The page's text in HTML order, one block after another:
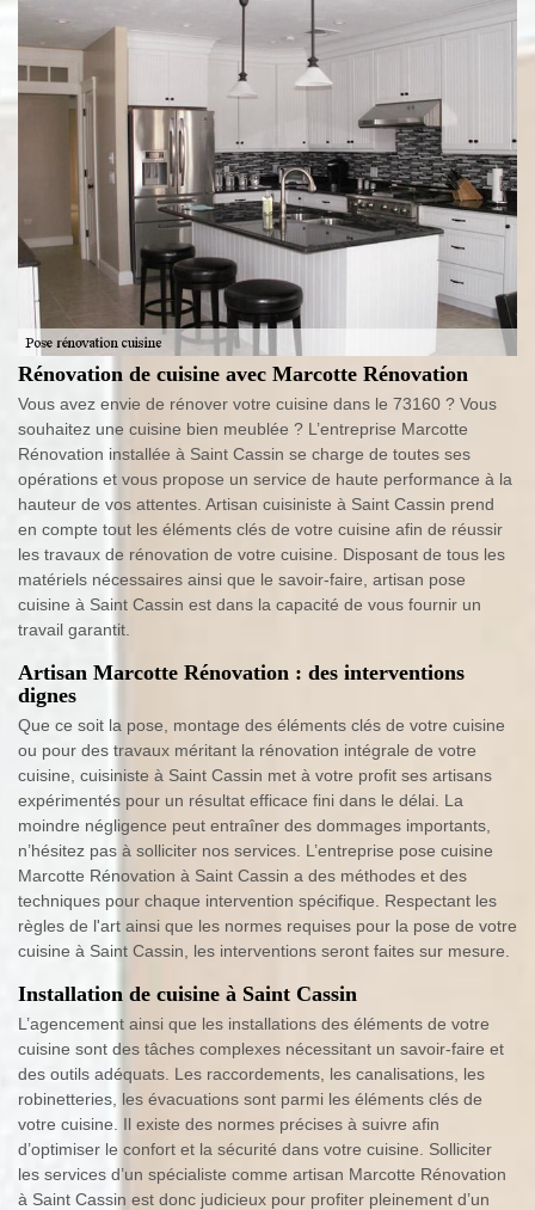
Rénovation de cuisine avec Marcotte Rénovation
Vous avez envie de rénover votre cuisine dans le 73160 ? Vous
souhaitez une cuisine bien meublée ? L’entreprise Marcotte
Rénovation installée à Saint Cassin se charge de toutes ses
opérations et vous propose un service de haute performance à la
hauteur de vos attentes. Artisan cuisiniste à Saint Cassin prend
en compte tout les éléments clés de votre cuisine afin de réussir
les travaux de rénovation de votre cuisine. Disposant de tous les
matériels nécessaires ainsi que le savoir-faire, artisan pose
cuisine à Saint Cassin est dans la capacité de vous fournir un
travail garantit.
Artisan Marcotte Rénovation : des interventions
dignes
Que ce soit la pose, montage des éléments clés de votre cuisine
ou pour des travaux méritant la rénovation intégrale de votre
cuisine, cuisiniste à Saint Cassin met à votre profit ses artisans
expérimentés pour un résultat efficace fini dans le délai. La
moindre négligence peut entraîner des dommages importants,
n’hésitez pas à solliciter nos services. L’entreprise pose cuisine
Marcotte Rénovation à Saint Cassin a des méthodes et des
techniques pour chaque intervention spécifique. Respectant les
règles de l'art ainsi que les normes requises pour la pose de votre
cuisine à Saint Cassin, les interventions seront faites sur mesure.
Installation de cuisine à Saint Cassin
L’agencement ainsi que les installations des éléments de votre
cuisine sont des tâches complexes nécessitant un savoir-faire et
des outils adéquats. Les raccordements, les canalisations, les
robinetteries, les évacuations sont parmi les éléments clés de
votre cuisine. Il existe des normes précises à suivre afin
d’optimiser le confort et la sécurité dans votre cuisine. Solliciter
les services d’un spécialiste comme artisan Marcotte Rénovation
à Saint Cassin est donc judicieux pour profiter pleinement d’un